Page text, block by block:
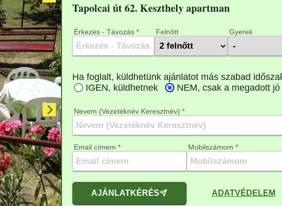
Tapolcai út 62. Keszthely apartman
Érkezés - Távozás * Felnőtt Gyerek
Nevem (Vezetéknév Keresztnév) *
Email címem * Mobilszámom *
AJÁNLATKÉRÉS ADATVÉDELEM